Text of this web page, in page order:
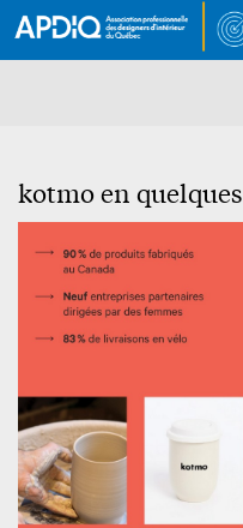
kotmo en